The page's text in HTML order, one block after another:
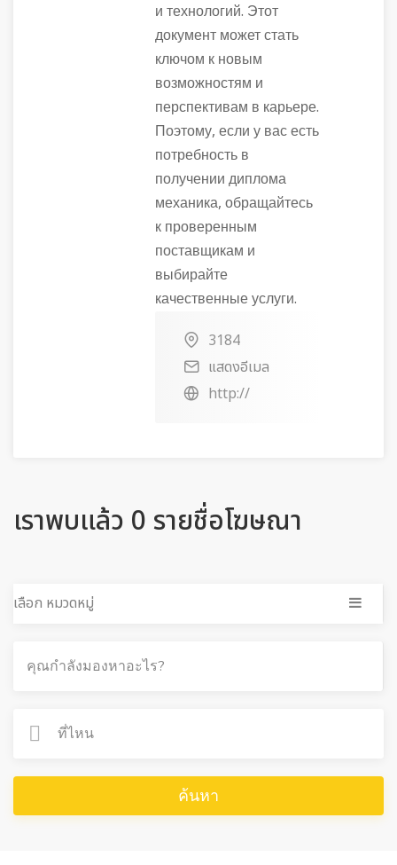
и технологий. Этот
документ может стать
ключом к новым
возможностям и
перспективам в карьере.
Поэтому, если у вас есть
потребность в
получении диплома
механика, обращайтесь
к проверенным
поставщикам и
выбирайте
качественные услуги.
3184
แสดงอีเมล
http://
เราพบแล้ว 0 รายชื่อโฆษณา
เลือก หมวดหมู่
ค้นหา